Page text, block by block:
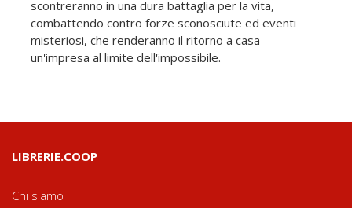
scontreranno in una dura battaglia per la vita,
combattendo contro forze sconosciute ed eventi
misteriosi, che renderanno il ritorno a casa
un'impresa al limite dell'impossibile.
LIBRERIE.COOP
Chi siamo